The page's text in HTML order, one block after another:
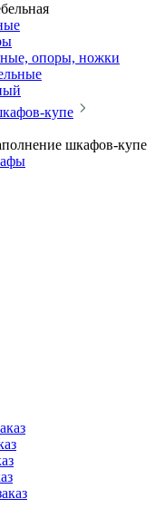
опоры, ножки
купе
шкафов-купе